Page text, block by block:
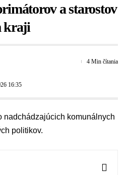
a starostov
kraji
16:35
4 Min čítania
nadchádzajúcich komunálnych
politikov.